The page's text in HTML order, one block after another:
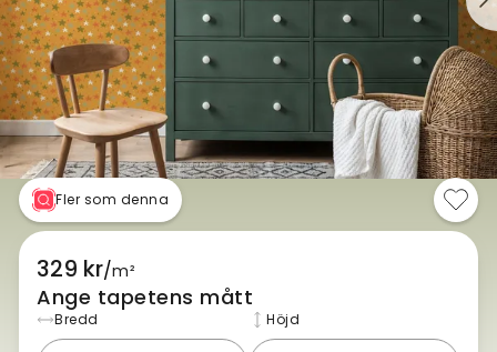
Fler som denna
329 kr/m²
Ange tapetens mått
Bredd Höjd